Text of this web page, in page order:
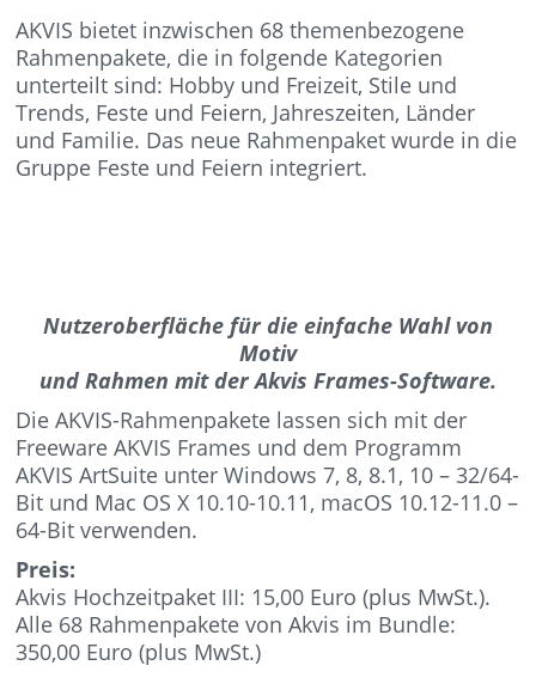
AKVIS bietet inzwischen 68 themenbezogene
Rahmenpakete, die in folgende Kategorien
unterteilt sind: Hobby und Freizeit, Stile und
Trends, Feste und Feiern, Jahreszeiten, Länder
und Familie. Das neue Rahmenpaket wurde in die
Gruppe Feste und Feiern integriert.
Nutzeroberfläche für die einfache Wahl von
Motiv
und Rahmen mit der Akvis Frames-Software.
Die AKVIS-Rahmenpakete lassen sich mit der
Freeware AKVIS Frames und dem Programm
AKVIS ArtSuite unter Windows 7, 8, 8.1, 10 – 32/64-
Bit und Mac OS X 10.10-10.11, macOS 10.12-11.0 –
64-Bit verwenden.
Preis:
Akvis Hochzeitpaket III: 15,00 Euro (plus MwSt.).
Alle 68 Rahmenpakete von Akvis im Bundle:
350,00 Euro (plus MwSt.)